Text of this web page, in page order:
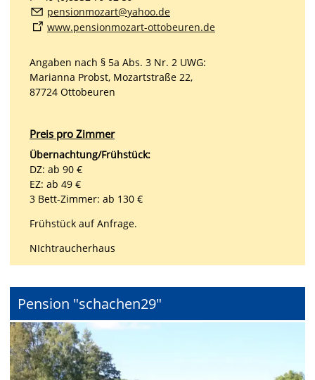
p ns nm z rt y h
d
www.pensionmozart-ottobeuren.de
Angaben nach § 5a Abs. 3 Nr. 2 UWG:
Marianna Probst, Mozartstraße 22,
87724 Ottobeuren
Preis pro Zimmer
Übernachtung/Frühstück:
DZ: ab 90 €
EZ: ab 49 €
3 Bett-Zimmer: ab 130 €
Frühstück auf Anfrage.
NIchtraucherhaus
Pension "schachen29"